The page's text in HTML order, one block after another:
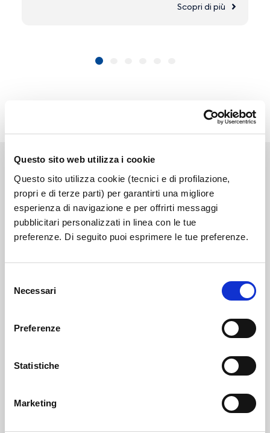
Questo sito web utilizza i cookie
Questo sito utilizza cookie (tecnici e di profilazione,
propri e di terze parti) per garantirti una migliore
esperienza di navigazione e per offrirti messaggi
pubblicitari personalizzati in linea con le tue
preferenze. Di seguito puoi esprimere le tue preferenze.
delNecessari
Preferenze
Statistiche
Marketing
Scopri di più
Link correlati